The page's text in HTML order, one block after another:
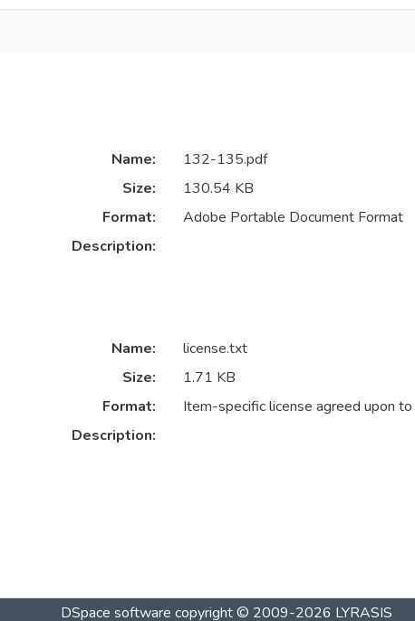
Name:
132-135.pdf
Size:
130.54 KB
Format:
Adobe Portable Document Format
Description:
Name:
license.txt
Size:
1.71 KB
Format:
Item-specific license agreed upon
Description:
DSpace software copyright © 2009-2026 LYRASIS